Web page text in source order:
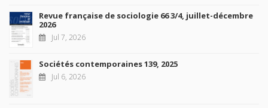
Revue française de sociologie 66 3/4, juillet-décembre
2026
Jul 7, 2026
Sociétés contemporaines 139, 2025
Jul 6, 2026